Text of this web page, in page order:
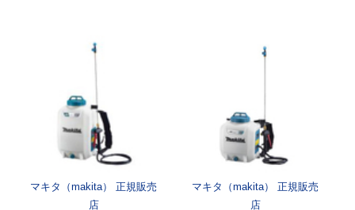
マキタ（makita） 正規販売
店
マキタ（makita） 正規販売
店